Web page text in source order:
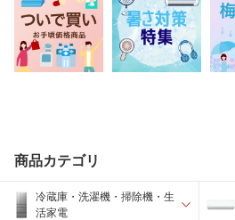
商品カテゴリ
冷蔵庫・洗濯機・掃除機・生
活家電